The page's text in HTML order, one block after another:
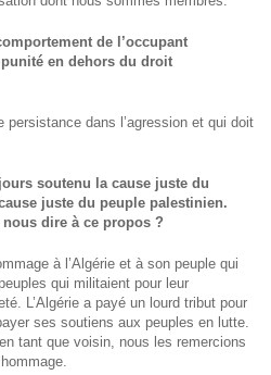
de l’occupant
en dehors du droit
persistance dans l’agression et qui doit
soutenu la cause juste du
juste du peuple palestinien.
dire à ce propos ?
à l’Algérie et à son peuple qui
qui militaient pour leur
L’Algérie a payé un lourd tribut pour
ses soutiens aux peuples en lutte.
tant que voisin, nous les remercions